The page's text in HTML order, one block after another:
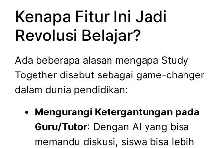
Kenapa Fitur Ini Jadi
Revolusi Belajar?
Ada beberapa alasan mengapa Study
Together disebut sebagai game-changer
dalam dunia pendidikan:
Mengurangi Ketergantungan pada
Guru/Tutor: Dengan AI yang bisa
memandu diskusi, siswa bisa lebih